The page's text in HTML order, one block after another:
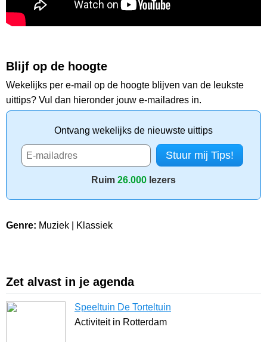
Blijf op de hoogte
Wekelijks per e-mail op de hoogte blijven van de leukste
uittips? Vul dan hieronder jouw e-mailadres in.
Ontvang wekelijks de nieuwste uittips
Ruim 26.000 lezers
Genre: Muziek | Klassiek
Zet alvast in je agenda
Speeltuin De Torteltuin
Activiteit in Rotterdam